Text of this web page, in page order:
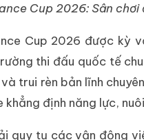
Cup 2026: Sân
Cup 2026 được kỳ
thi đấu quốc tế
trui rèn bản lĩnh
khẳng định năng lực,
quy tụ các vận động